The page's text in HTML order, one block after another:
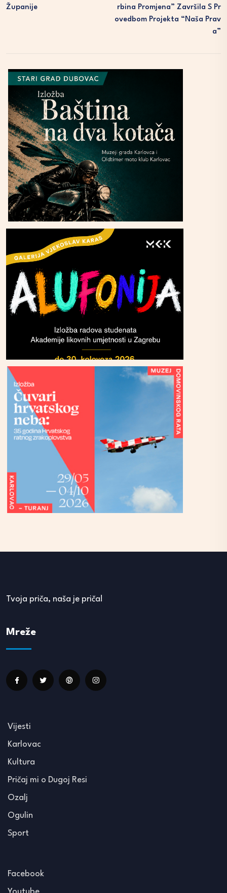
Županije
Rbina Promjena” Završila S Pr
Ovedbom Projekta “Naša Prav
A”
Tvoja priča, naša je priča!
Mreže
Vijesti
Karlovac
Kultura
Pričaj mi o Dugoj Resi
Ozalj
Ogulin
Sport
Facebook